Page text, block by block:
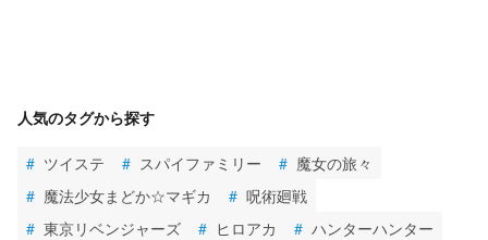
人気のタグから探す
# ツイステ # スパイファミリー # 魔女の旅々
# 魔法少女まどか☆マギカ # 呪術廻戦
# 東京リベンジャーズ # ヒロアカ # ハンターハンター